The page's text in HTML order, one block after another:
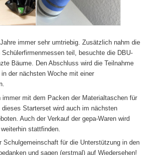
immer sehr umtriebig. Zusätzlich nahm die
teil, besuchte die DBU-
Bäume. Den Abschluss wird die Teilnahme
der nächsten Woche mit einer
immer mit dem Packen der Materialtaschen für
Starterset wird auch im nächsten
Auch der Verkauf der gepa-Waren wird
stattfinden.
Schulgemeinschaft für die Unterstützung in den
und sagen (erstmal) auf Wiedersehen!